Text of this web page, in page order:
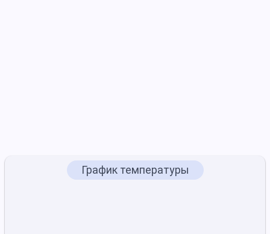
График температуры